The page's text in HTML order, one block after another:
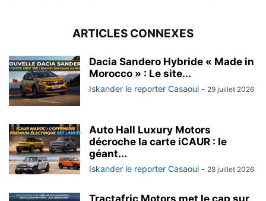
ARTICLES CONNEXES
Dacia Sandero Hybride « Made in
Morocco » : Le site...
Iskander le reporter Casaoui - 29 juillet 2026
Auto Hall Luxury Motors
décroche la carte iCAUR : le
géant...
Iskander le reporter Casaoui - 28 juillet 2026
Tractafric Motors met le cap sur